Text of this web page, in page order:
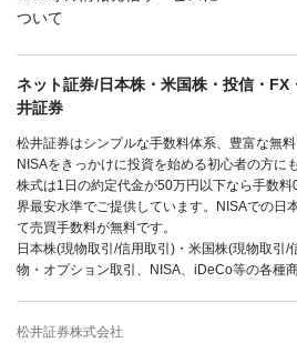
ついて
ネット証券/日本株・米国株・投信・FX
井証券
松井証券はシンプルな手数料体系、豊富な無
NISAをきっかけに投資を始める初心者の方に
株式は1日の約定代金が50万円以下なら手数
界最安水準でご提供しています。NISAでの日
て売買手数料が無料です。
日本株(現物取引/信用取引)・米国株(現物取引/
物・オプション取引、NISA、iDeCo等の各種
松井証券株式会社